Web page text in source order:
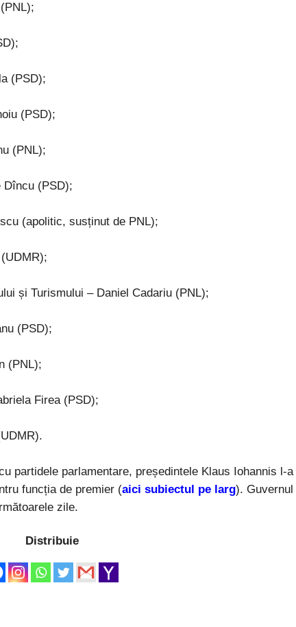
(PSD);
(PSD);
(PNL);
Dîncu (PSD);
(apolitic, susținut de PNL);
și Turismului – Daniel Cadariu (PNL);
(PSD);
(PNL);
Firea (PSD);
partidele parlamentare, președintele Klaus Iohannis l-a
funcția de premier (aici subiectul pe larg). Guvernul
zile.
Distribuie